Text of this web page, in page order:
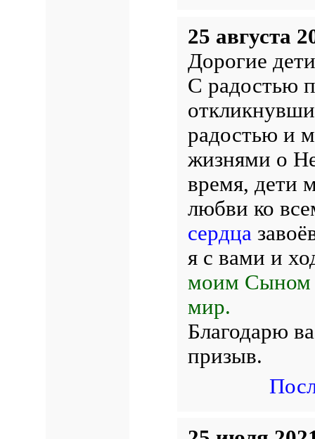
25 августа
Дорогие
С радостью
радостью и
жизнями о
время, дети
любви ко
сердца
я с вами и
моим Сыном
мир.
Благодарю
призыв.